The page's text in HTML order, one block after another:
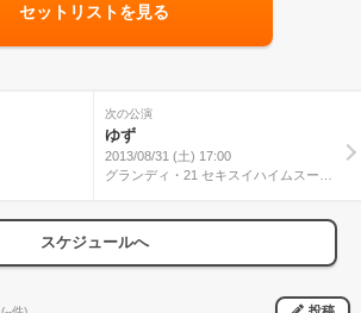
セットリストを見る
次の公演
ゆず
2013/08/31 (土) 17:00
グランディ・21 セキスイハイムスーパ
スケジュールへ